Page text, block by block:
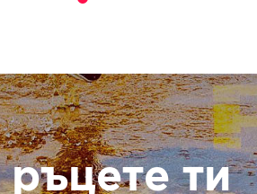
ръцете ти